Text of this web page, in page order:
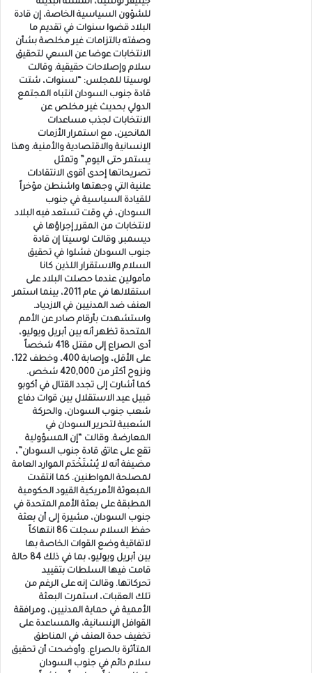
جينيفر لوسيتا، الممثلة البديلة
للشؤون السياسية الخاصة، إن قادة
البلاد قضوا سنوات في تقديم ما
وصفته بالتزامات غير مخلصة بشأن
الانتخابات عوضا عن السعي لتحقيق
سلام وإصلاحات حقيقية. وقالت
لوسيتا للمجلس: “لسنوات، شتت
قادة جنوب السودان انتباه المجتمع
الدولي بحديث غير مخلص عن
الانتخابات لجذب مساعدات
المانحين، مع استمرار الأزمات
الإنسانية والاقتصادية والأمنية. وهذا
يستمر حتى اليوم.” وتمثل
تصريحاتها إحدى أقوى الانتقادات
علنية التي وجهتها واشنطن مؤخراً
للقيادة السياسية في جنوب
السودان، في وقت تستعد فيه البلاد
لانتخابات من المقرر إجراؤها في
ديسمبر. وقالت لوسيتا إن قادة
جنوب السودان فشلوا في تحقيق
السلام والاستقرار اللذين كانا
مأمولين عندما حصلت البلاد على
استقلالها في عام 2011، بينما استمر
العنف ضد المدنيين في الازدياد.
واستشهدت بأرقام صادر عن الأمم
المتحدة تظهر أنه بين أبريل ويوليو،
أدى الصراع إلى مقتل 418 شخصاً
على الأقل، وإصابة 400، وخطف 122،
ونزوح أكثر من 420,000 شخص.
كما أشارت إلى تجدد القتال في أكوبو
قبيل عيد الاستقلال بين قوات دفاع
شعب جنوب السودان، والحركة
الشعبية لتحرير السودان في
المعارضة. وقالت “إن المسؤولية
تقع على عاتق قادة جنوب السودان”،
مضيفة أنه لا يُسْتَخْدَم الموارد العامة
لمصلحة المواطنين. كما انتقدت
المبعوثة الأمريكية القيود الحكومية
المطبقة على بعثة الأمم المتحدة في
جنوب السودان، مشيرة إلى أن بعثة
حفظ السلام سجلت 86 انتهاكاً
لاتفاقية وضع القوات الخاصة بها
بين أبريل ويوليو، بما في ذلك 84 حالة
قامت فيها السلطات بتقييد
تحركاتها. وقالت إنه على الرغم من
تلك العقبات، استمرت البعثة
الأممية في حماية المدنيين، ومرافقة
القوافل الإنسانية، والمساعدة على
تخفيف حدة العنف في المناطق
المتأثرة بالصراع. وأوضحت أن تحقيق
سلام دائم في جنوب السودان